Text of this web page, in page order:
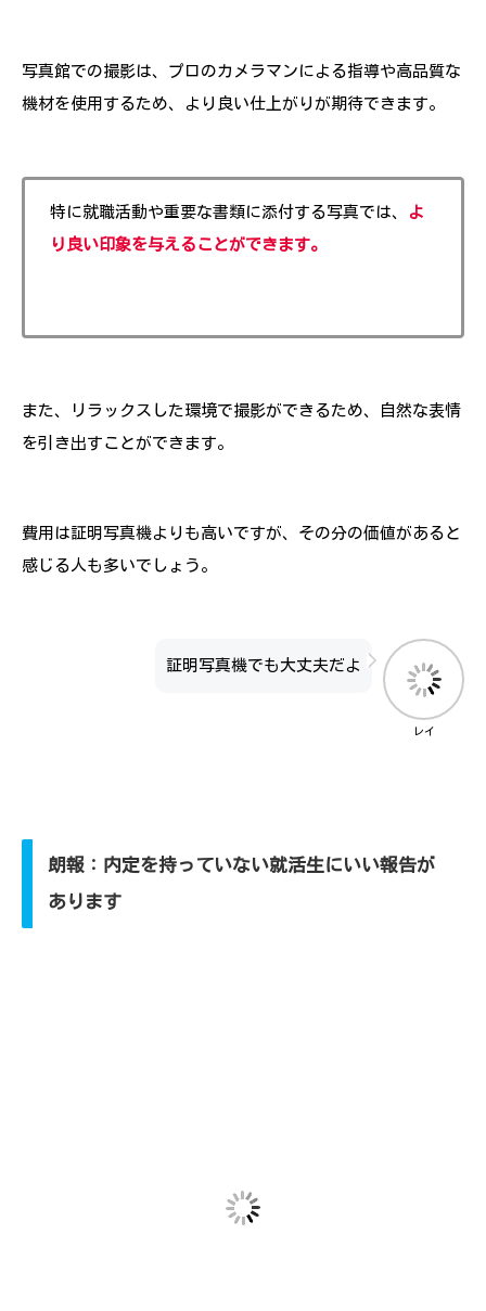
写真館での撮影は、プロのカメラマンによる指導や高品質な
機材を使用するため、より良い仕上がりが期待できます。
特に就職活動や重要な書類に添付する写真では、
よ
り良い印象を与えることができます。
また、リラックスした環境で撮影ができるため、自然な表情
を引き出すことができます。
費用は証明写真機よりも高いですが、その分の価値があると
感じる人も多いでしょう。
レイ
証明写真機でも大丈夫だよ
朗報：内定を持っていない就活生にいい報告が
あります